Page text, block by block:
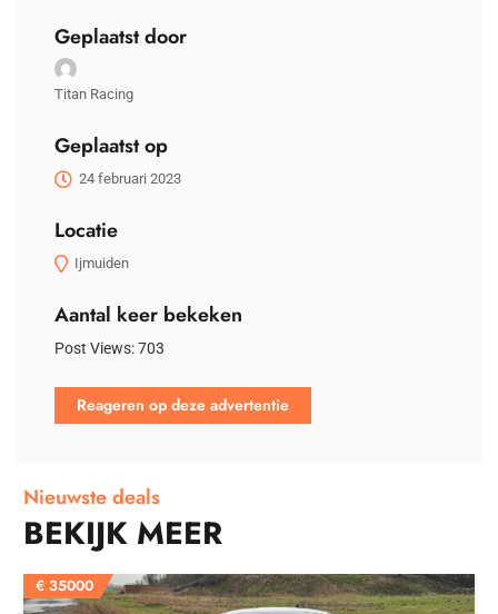
Geplaatst door
Titan Racing
Geplaatst op
24 februari 2023
Locatie
Ijmuiden
Aantal keer bekeken
Post Views:703
Reageren op deze advertentie
Nieuwste deals
BEKIJK MEER
€ 35000